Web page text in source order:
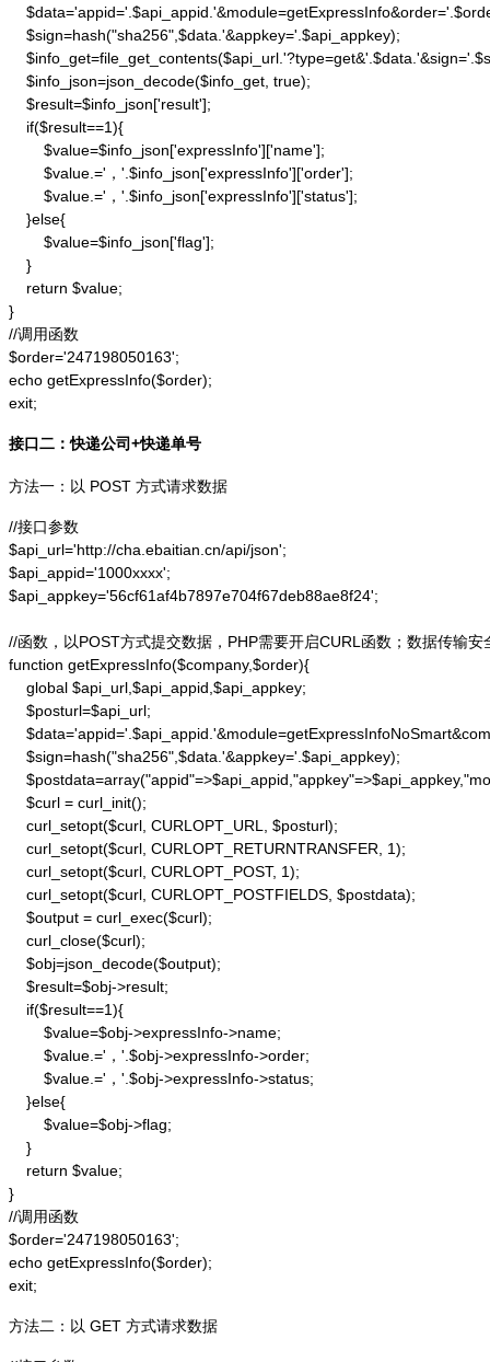
    $sign=hash("sha256",$data.'&appkey='.$api_appkey);
    $info_json=json_decode($info_get, true);
    $result=$info_json['result'];
    if($result==1){
        $value=$info_json['expressInfo']['name'];
        $value.='，'.$info_json['expressInfo']['order'];
        $value.='，'.$info_json['expressInfo']['status'];
    }else{
        $value=$info_json['flag'];
    }
    return $value;
}
//调用函数
$order='247198050163';
echo getExpressInfo($order);
exit;
接口二：快递公司+快递单号
方法一：以 POST 方式请求数据
//接口参数
$api_url='http://cha.ebaitian.cn/api/json';
$api_appid='1000xxxx';
$api_appkey='56cf61af4b7897e704f67deb88ae8f24';
//函数，以POST方式提交数据，PHP需要开启CURL函数；数据传输安
function getExpressInfo($company,$order){
    global $api_url,$api_appid,$api_appkey;
    $posturl=$api_url;
    $sign=hash("sha256",$data.'&appkey='.$api_appkey);
    $curl = curl_init();
    curl_setopt($curl, CURLOPT_URL, $posturl);
    curl_setopt($curl, CURLOPT_RETURNTRANSFER, 1);
    curl_setopt($curl, CURLOPT_POST, 1);
    curl_setopt($curl, CURLOPT_POSTFIELDS, $postdata);
    $output = curl_exec($curl);
    curl_close($curl);
    $obj=json_decode($output);
    $result=$obj->result;
    if($result==1){
        $value=$obj->expressInfo->name;
        $value.='，'.$obj->expressInfo->order;
        $value.='，'.$obj->expressInfo->status;
    }else{
        $value=$obj->flag;
    }
    return $value;
}
//调用函数
$order='247198050163';
echo getExpressInfo($order);
exit;
方法二：以 GET 方式请求数据